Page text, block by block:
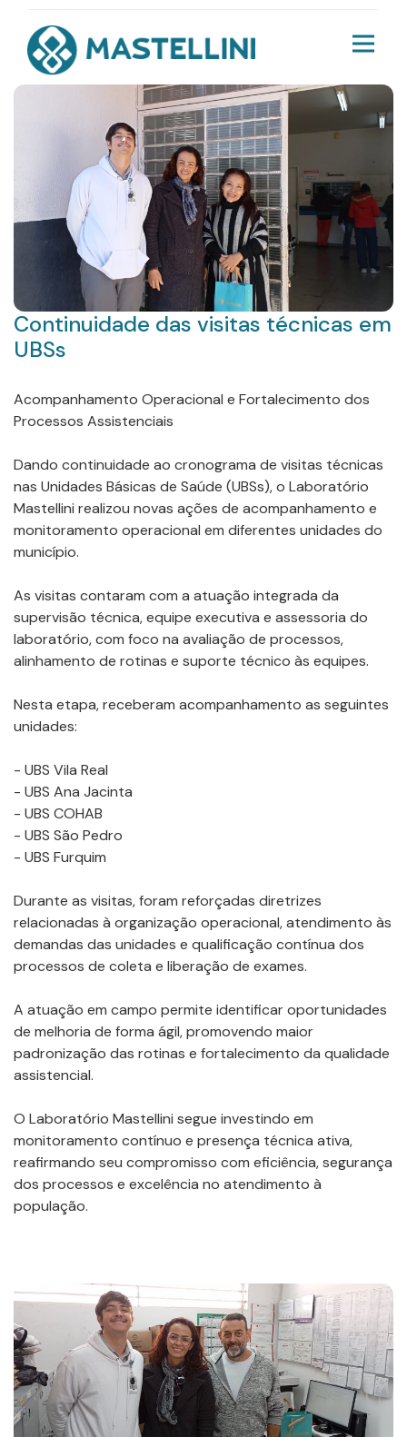
Continuidade das visitas técnicas em
UBSs
Acompanhamento Operacional e Fortalecimento dos
Processos Assistenciais
Dando continuidade ao cronograma de visitas técnicas
nas Unidades Básicas de Saúde (UBSs), o Laboratório
Mastellini realizou novas ações de acompanhamento e
monitoramento operacional em diferentes unidades do
município.
As visitas contaram com a atuação integrada da
supervisão técnica, equipe executiva e assessoria do
laboratório, com foco na avaliação de processos,
alinhamento de rotinas e suporte técnico às equipes.
Nesta etapa, receberam acompanhamento as seguintes
unidades:
- UBS Vila Real
- UBS Ana Jacinta
- UBS COHAB
- UBS São Pedro
- UBS Furquim
Durante as visitas, foram reforçadas diretrizes
relacionadas à organização operacional, atendimento às
demandas das unidades e qualificação contínua dos
processos de coleta e liberação de exames.
A atuação em campo permite identificar oportunidades
de melhoria de forma ágil, promovendo maior
padronização das rotinas e fortalecimento da qualidade
assistencial.
O Laboratório Mastellini segue investindo em
monitoramento contínuo e presença técnica ativa,
reafirmando seu compromisso com eficiência, segurança
dos processos e excelência no atendimento à
população.